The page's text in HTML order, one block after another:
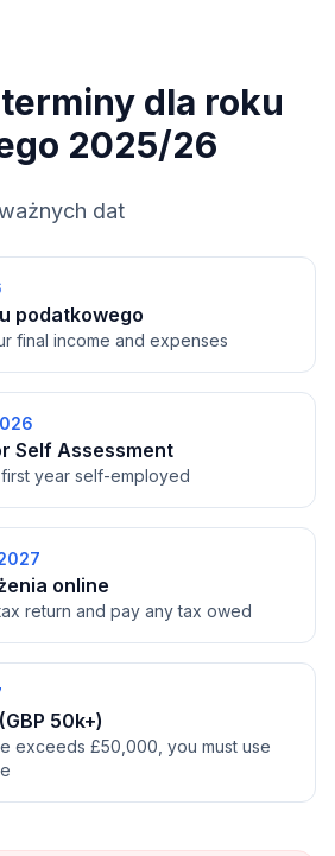
dla roku
2025/26
dat
podatkowego
final income and expenses
Self Assessment
year self-employed
online
return and pay any tax owed
50k+)
exceeds £50,000, you must use